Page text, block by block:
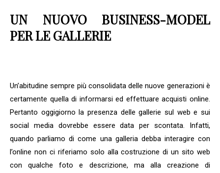
UN NUOVO BUSINESS-MODEL
PER LE GALLERIE
Un’abitudine sempre più consolidata delle nuove generazioni è
certamente quella di informarsi ed effettuare acquisti online.
Pertanto oggigiorno la presenza delle gallerie sul web e sui
social media dovrebbe essere data per scontata. Infatti,
quando parliamo di come una galleria debba interagire con
l’online non ci riferiamo solo alla costruzione di un sito web
con qualche foto e descrizione, ma alla creazione di